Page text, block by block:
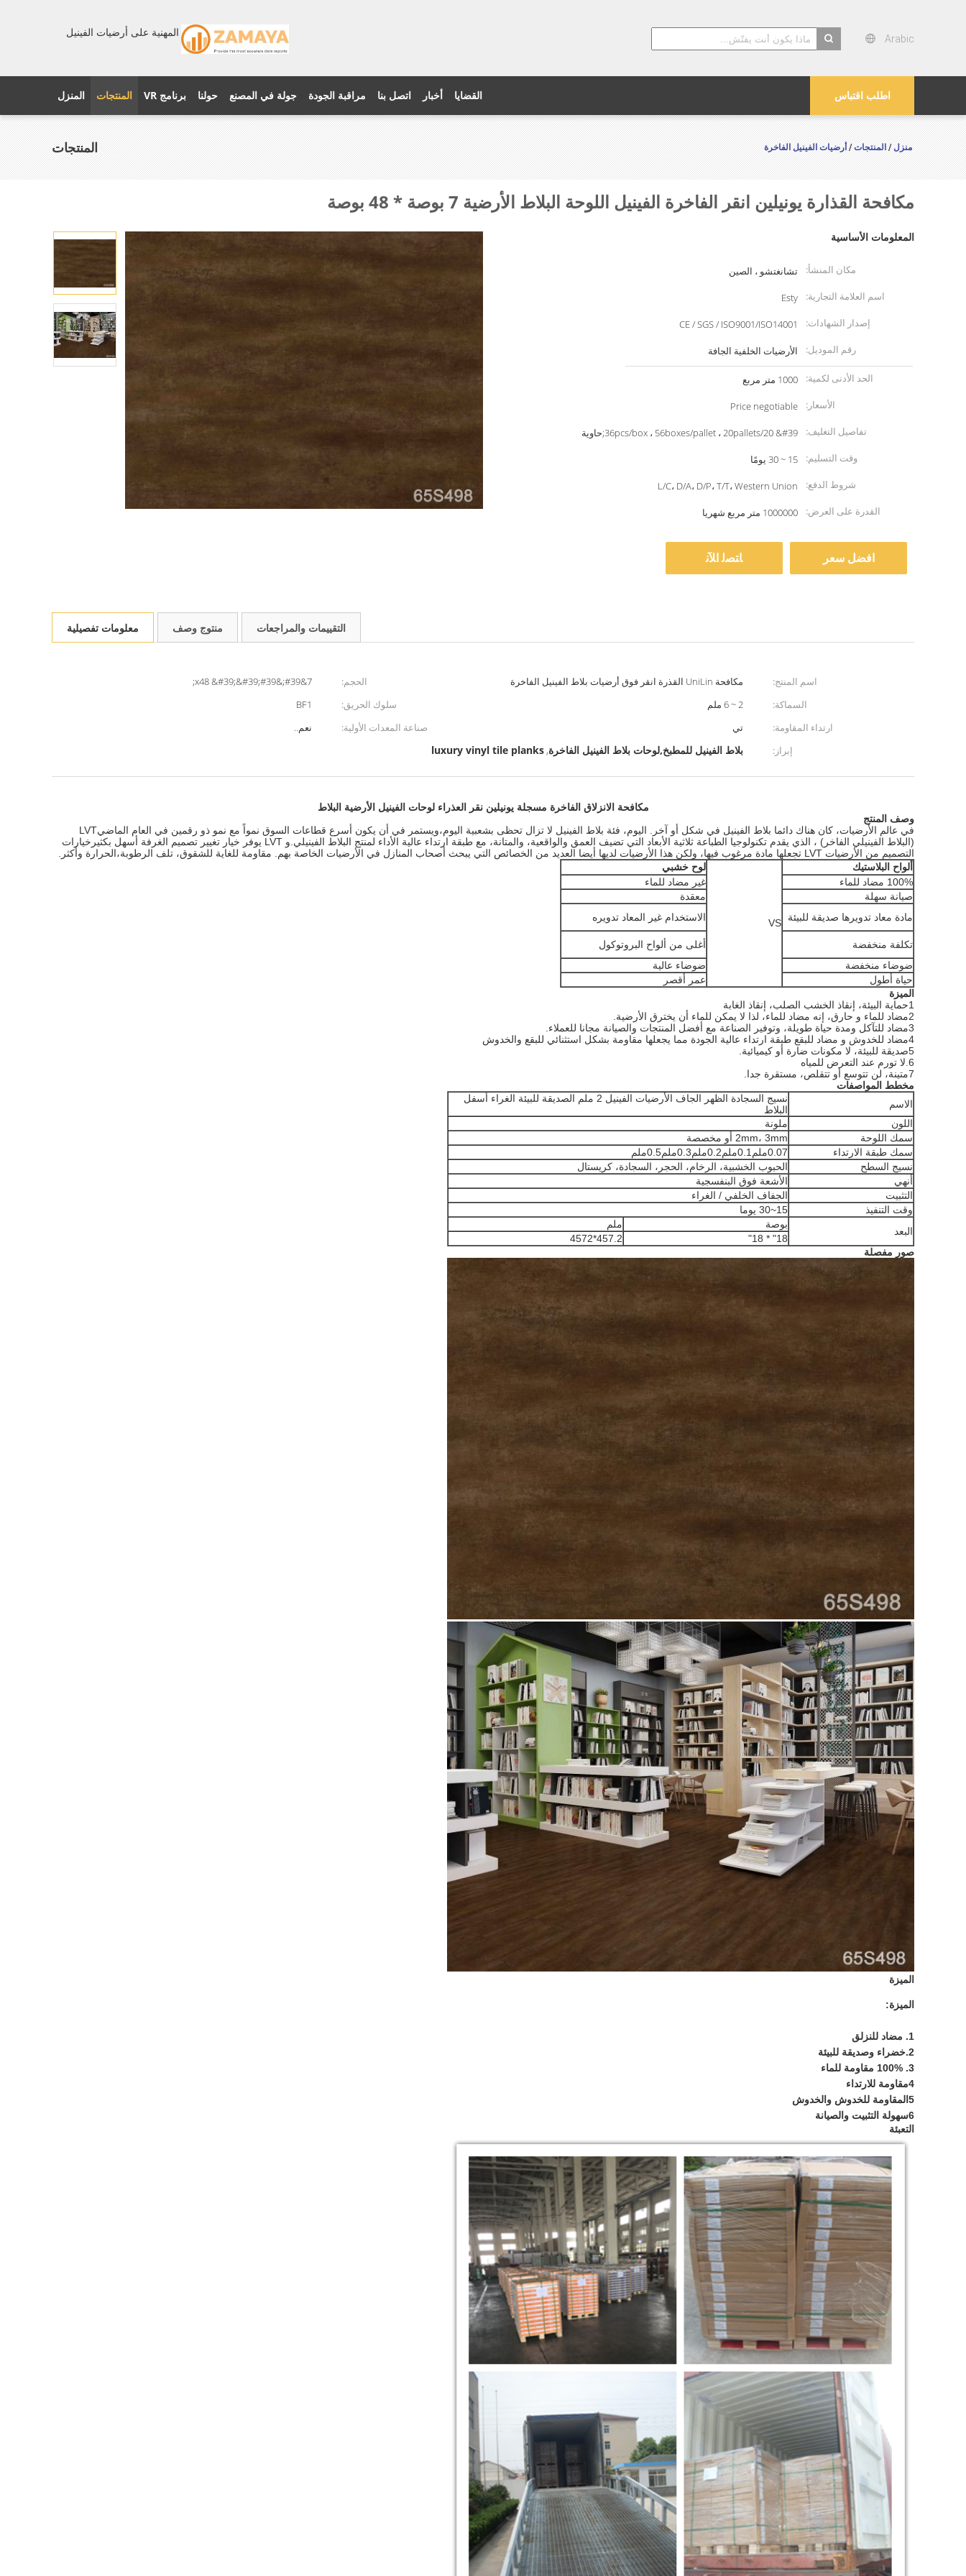
المهنية على أرضيات الفينيل
Arabic
اطلب اقتباس المنزل المنتجات برنامج VR حولنا جولة في المصنع مراقبة الجودة اتصل بنا أخبار القضايا
المنتجات منزل /المنتجات/أرضيات الفينيل الفاخرة
مكافحة القذارة يونيلين انقر الفاخرة الفينيل اللوحة البلاط الأرضية 7 بوصة * 48 بوصة
المعلومات الأساسية
مكان المنشأ:
تشانغتشو ، الصين
اسم العلامة التجارية:
Esty
إصدار الشهادات:
CE / SGS / ISO9001/ISO14001
رقم الموديل:
الأرضيات الخلفية الجافة
الحد الأدنى لكمية:
1000 متر مربع
الأسعار:
Price negotiable
تفاصيل التغليف:
36pcs/box ، 56boxes/pallet ، 20pallets/20 &#39;حاوية
وقت التسليم:
15 ~ 30 يومًا
شروط الدفع:
L/C، D/A، D/P، T/T، Western Union
القدرة على العرض:
1000000 متر مربع شهريا
افضل سعر ﺎﺘﺼﻟ ﺍﻶﻧ
معلومات تفصيلية منتوج وصف التقييمات والمراجعات
اسم المنتج: مكافحة UniLin القذرة انقر فوق أرضيات بلاط الفينيل الفاخرة الحجم:
7&#39;&#39;x48 &#39;&#39;
السماكة:
2 ~ 6 ملم سلوك الحريق:
BF1
ارتداء المقاومة:
تي صناعة المعدات الأولية:
نعم..
إبراز:
بلاط الفينيل للمطبخ,لوحات بلاط الفينيل الفاخرة,
luxury vinyl tile planks
مكافحة الانزلاق الفاخرة مسجلة يونيلين نقر العذراء لوحات الفينيل الأرضية البلاط
وصف المنتج
في عالم الأرضيات، كان هناك دائما بلاط الفينيل في شكل أو آخر. اليوم، فئة بلاط الفينيل لا تزال تحظى بشعبية اليوم،ويستمر في أن يكون أسرع قطاعات السوق نمواً مع نمو ذو رقمين في العام الماضيLVT
(البلاط الفينيلي الفاخر) ، الذي يقدم تكنولوجيا الطباعة ثلاثية الأبعاد التي تضيف العمق والواقعية، والمتانة، مع طبقة ارتداء عالية الأداء لمنتج البلاط الفينيلي.و LVT يوفر خيار تغيير تصميم الغرفة أسهل بكثيرخيارات
التصميم من الأرضيات LVT تجعلها مادة مرغوب فيها، ولكن هذا الأرضيات لديها أيضا العديد من الخصائص التي يبحث أصحاب المنازل في الأرضيات الخاصة بهم. مقاومة للغاية للشقوق، تلف الرطوبة،الحرارة وأكثر.
ألواح البلاستيك
VS
لوح خشبي
100% مضاد للماء
غير مضاد للماء
صيانة سهلة
معقدة
مادة معاد تدويرها صديقة للبيئة
الاستخدام غير المعاد تدويره
تكلفة منخفضة
أغلى من ألواح البروتوكول
ضوضاء منخفضة
ضوضاء عالية
حياة أطول
عمر أقصر
الميزة
1حماية البيئة، إنقاذ الخشب الصلب، إنقاذ الغابة
2مضاد للماء و حارق، إنه مضاد للماء، لذا لا يمكن للماء أن يخترق الأرضية.
3مضاد للتآكل ومدة حياة طويلة، وتوفير الصناعة مع أفضل المنتجات والصيانة مجانا للعملاء.
4مضاد للخدوش و مضاد للبقع طبقة ارتداء عالية الجودة مما يجعلها مقاومة بشكل استثنائي للبقع والخدوش
5صديقة للبيئة، لا مكونات ضارة أو كيميائية.
6.لا تورم عند التعرض للمياه
7متينة، لن تتوسع أو تتقلص، مستقرة جدا.
مخطط المواصفات
الاسم
نسيج السجادة الظهر الجاف الأرضيات الفينيل 2 ملم الصديقة للبيئة الغراء أسفل
البلاط
اللون
ملونة
سمك اللوحة
2mm، 3mm أو مخصصة
سمك طبقة الارتداء
0.07ملم0.1ملم0.2ملم0.3ملم0.5ملم
نسيج السطح
الحبوب الخشبية، الرخام، الحجر، السجادة، كريستال
أنهي
الأشعة فوق البنفسجية
التثبيت
الجفاف الخلفي / الغراء
وقت التنفيذ
15~30 يوما
البعد
بوصة
ملم
18" * 18"
457.2*4572
صور مفصلة
الميزة
الميزة:
1. مضاد للنزلق
2.خضراء وصديقة للبيئة
3. 100% مقاومة للماء
4مقاومة للارتداء
5المقاومة للخدوش والخدوش
6سهولة التثبيت والصيانة
التعبئة